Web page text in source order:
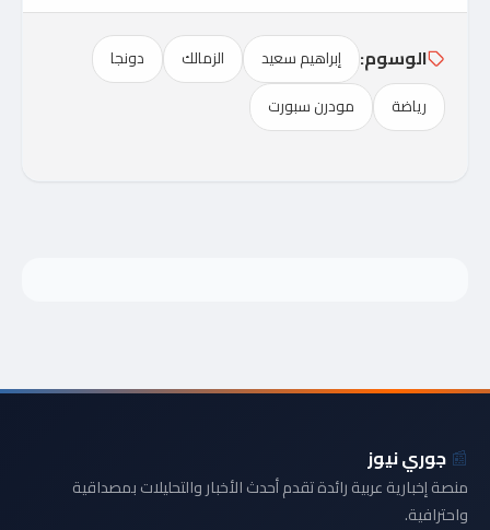
الوسوم: إبراهيم سعيد الزمالك
دونجا
رياضة
مودرن سبورت
📰 جوري نيوز
منصة إخبارية عربية رائدة تقدم أحدث الأخبار والتحليلات بمصداقية
واحترافية.